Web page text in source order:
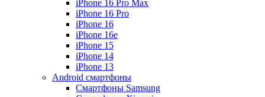
iPhone 16 Pro Max
iPhone 16 Pro
iPhone 16
iPhone 16e
iPhone 15
iPhone 14
iPhone 13
Android cмартфоны
Смартфоны Samsung